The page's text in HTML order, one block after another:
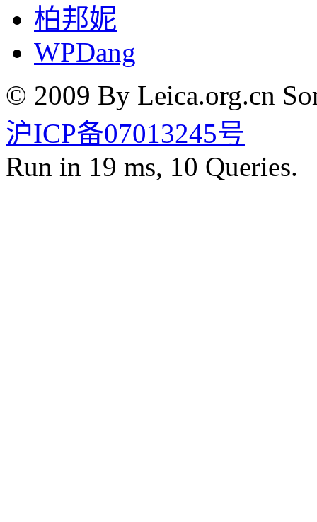
柏邦妮
WPDang
© 2009 By Leica.org.cn
沪ICP备07013245号
Run in 19 ms, 10 Queries.